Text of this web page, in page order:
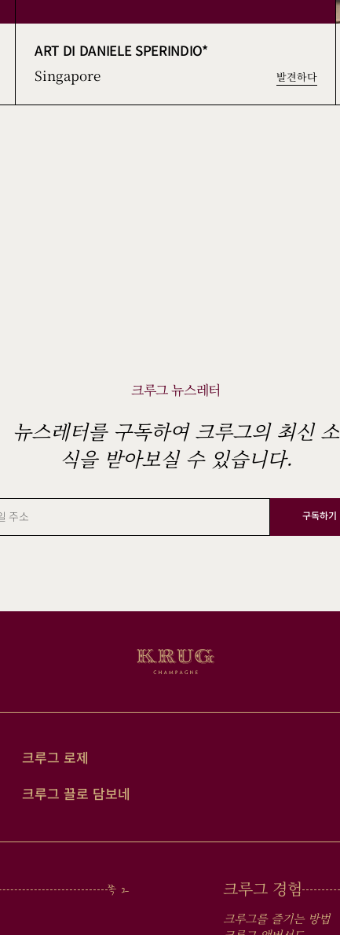
ART DI DANIELE SPERINDIO*
Singapore 발견하다
크루그 뉴스레터
뉴스레터를 구독하여 크루그의 최신 소
식을 받아보실 수 있습니다.
구독하기
크루그 로제
크루그 끌로 담보네
크루그 경험
크루그를 즐기는 방법